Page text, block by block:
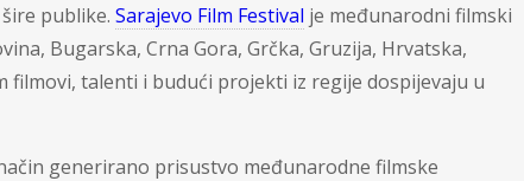
publike. Sarajevo Film Festival je međunarodni filmski
Bugarska, Crna Gora, Grčka, Gruzija, Hrvatska,
filmovi, talenti i budući projekti iz regije dospijevaju u
generirano prisustvo međunarodne filmske